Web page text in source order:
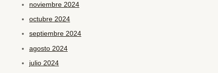
noviembre 2024
octubre 2024
septiembre 2024
agosto 2024
julio 2024